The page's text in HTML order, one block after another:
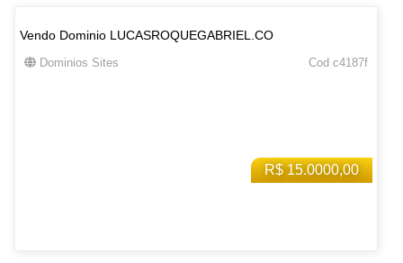
R$ 15.0000,00
Vendo Dominio LUCASROQUEGABRIEL.CO
Dominios Sites Cod c4187f